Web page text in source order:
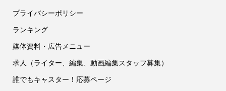
プライバシーポリシー
ランキング
媒体資料・広告メニュー
求人（ライター、編集、動画編集スタッフ募集）
誰でもキャスター！応募ページ